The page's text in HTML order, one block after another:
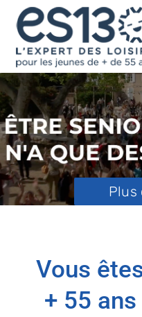
Plus
Vous
+ 55 ans